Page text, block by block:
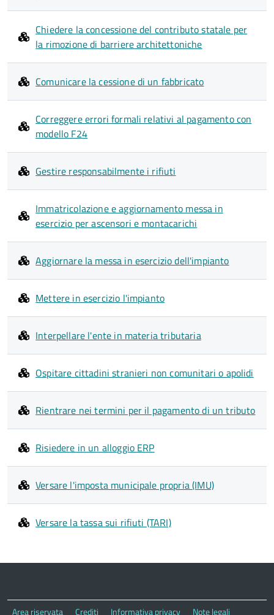
Chiedere la concessione del contributo statale per
la rimozione di barriere architettoniche
Comunicare la cessione di un fabbricato
Correggere errori formali relativi al pagamento con
modello F24
Gestire responsabilmente i rifiuti
Immatricolazione e aggiornamento messa in
esercizio per ascensori e montacarichi
Aggiornare la messa in esercizio dell'impianto
Mettere in esercizio l'impianto
Interpellare l'ente in materia tributaria
Ospitare cittadini stranieri non comunitari o apolidi
Rientrare nei termini per il pagamento di un tributo
Risiedere in un alloggio ERP
Versare l'imposta municipale propria (IMU)
Versare la tassa sui rifiuti (TARI)
Area riservata Crediti Informativa privacy Note legali